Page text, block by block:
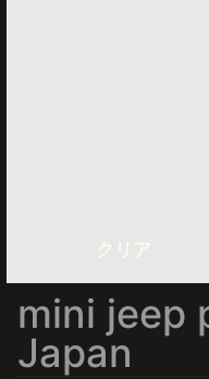
mini jeep
Japan